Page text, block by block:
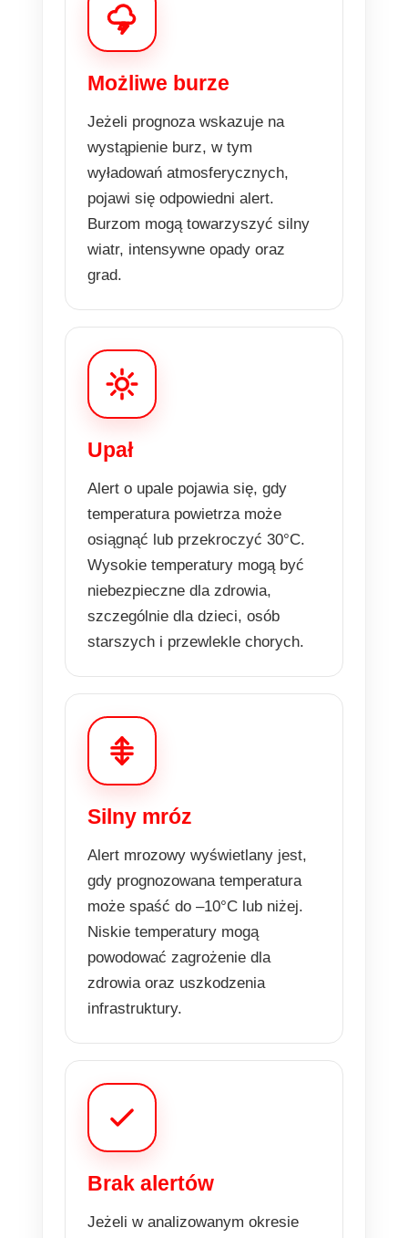
Możliwe burze
Jeżeli prognoza wskazuje na
wystąpienie burz, w tym
wyładowań atmosferycznych,
pojawi się odpowiedni alert.
Burzom mogą towarzyszyć silny
wiatr, intensywne opady oraz
grad.
Upał
Alert o upale pojawia się, gdy
temperatura powietrza może
osiągnąć lub przekroczyć 30°C.
Wysokie temperatury mogą być
niebezpieczne dla zdrowia,
szczególnie dla dzieci, osób
starszych i przewlekle chorych.
Silny mróz
Alert mrozowy wyświetlany jest,
gdy prognozowana temperatura
może spaść do –10°C lub niżej.
Niskie temperatury mogą
powodować zagrożenie dla
zdrowia oraz uszkodzenia
infrastruktury.
Brak alertów
Jeżeli w analizowanym okresie